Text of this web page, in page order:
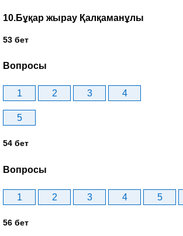
10.Бұқар жырау Қалқаманұлы
53 бет
Вопросы
1 2 3 4
5
54 бет
Вопросы
1 2 3 4 5
56 бет